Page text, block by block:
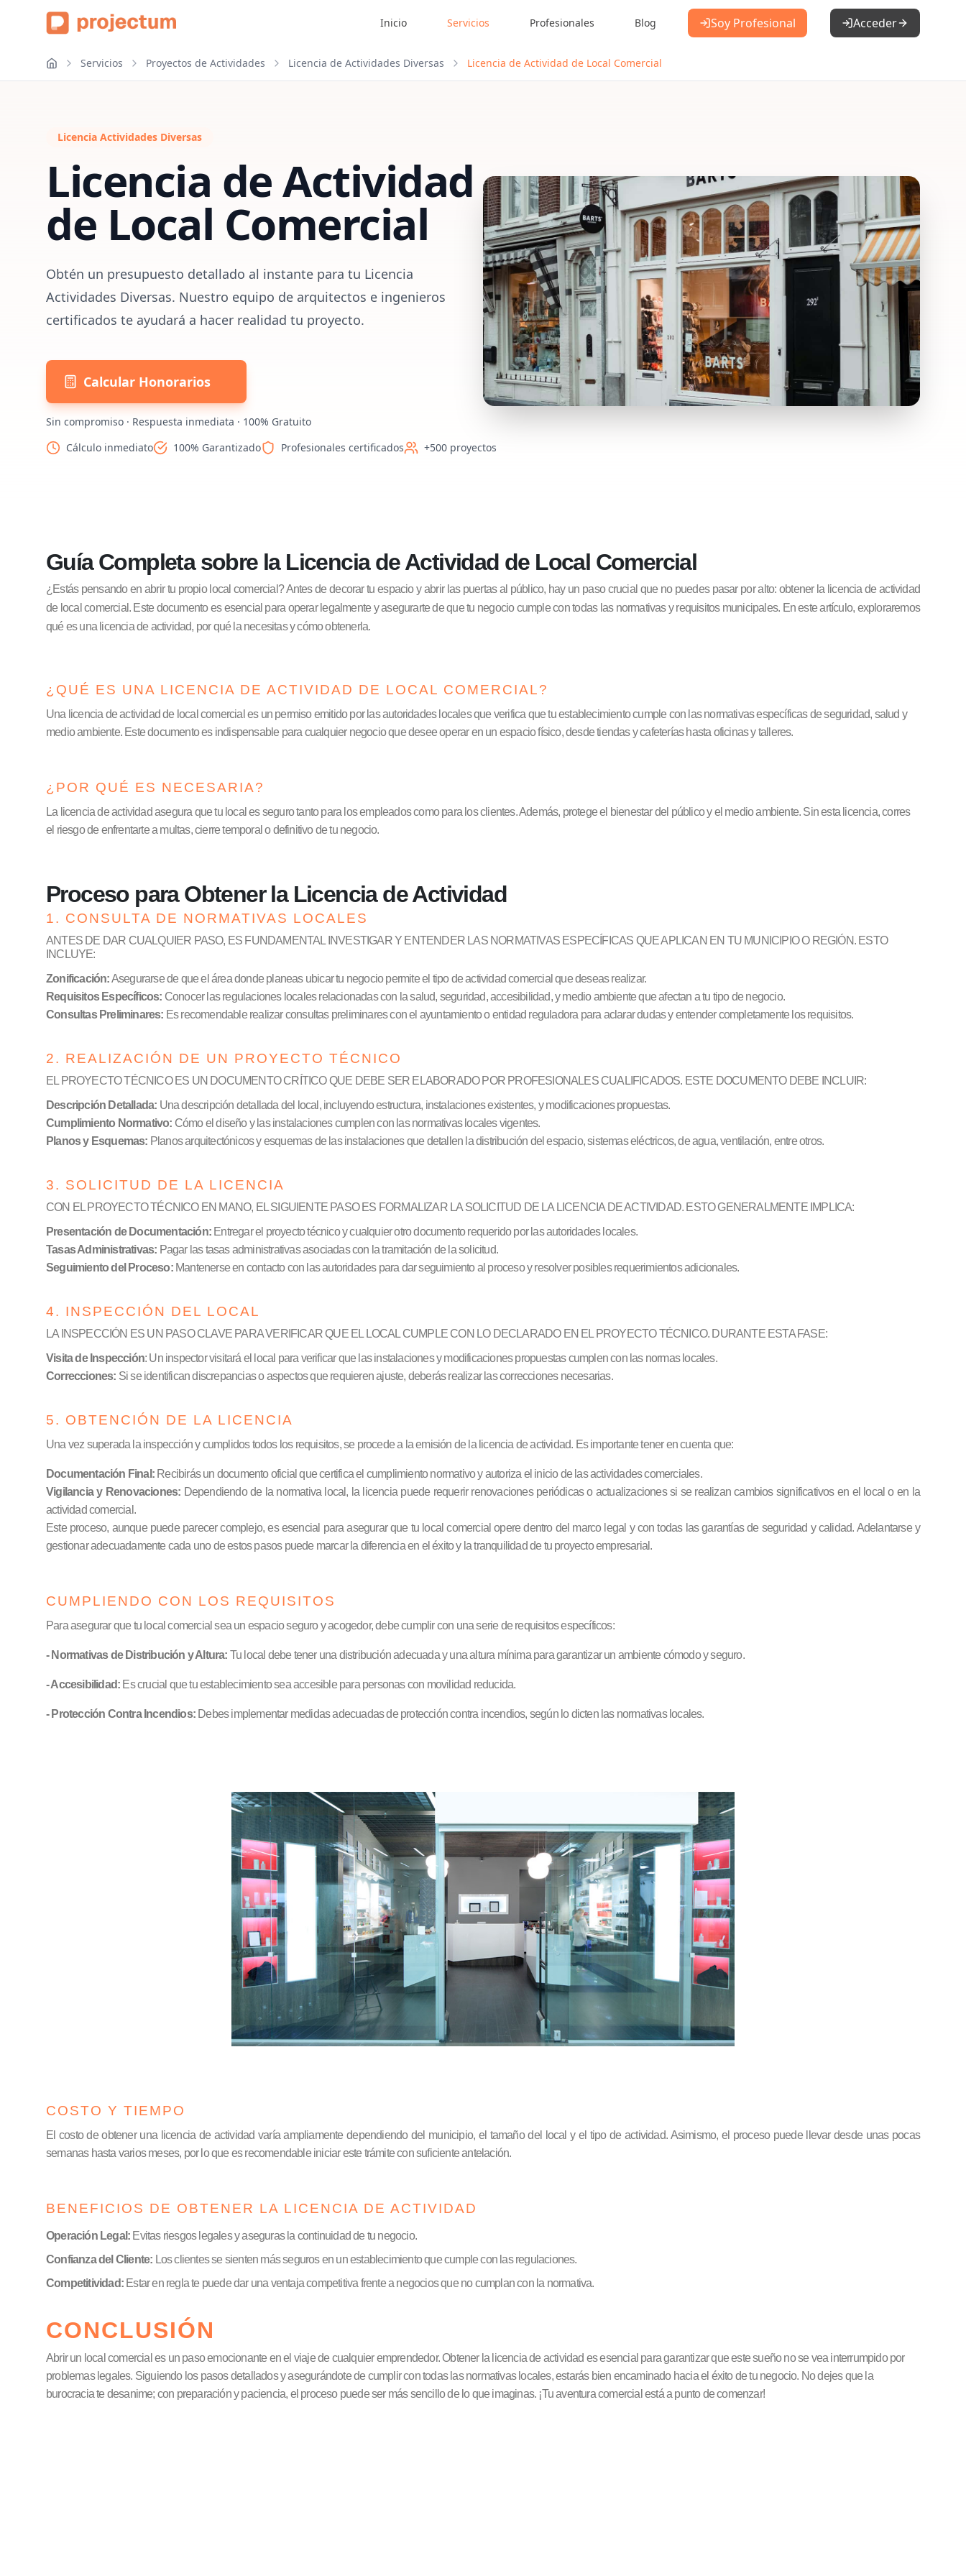
Inicio Servicios Profesionales Blog Soy Profesional Acceder
Servicios Proyectos de Actividades Licencia de Actividades Diversas Licencia de Actividad de Local Comercial
Licencia Actividades Diversas
Licencia de Actividad
de Local Comercial
Obtén un presupuesto detallado al instante para tu Licencia
Actividades Diversas. Nuestro equipo de arquitectos e ingenieros
certificados te ayudará a hacer realidad tu proyecto.
Calcular Honorarios
Sin compromiso · Respuesta inmediata · 100% Gratuito
Cálculo inmediato
100% Garantizado Profesionales certificados +500 proyectos
Guía Completa sobre la Licencia de Actividad de Local Comercial
¿Estás pensando en abrir tu propio local comercial? Antes de decorar tu espacio y abrir las puertas al público, hay un paso crucial que no puedes pasar por alto: obtener la licencia de actividad
de local comercial. Este documento es esencial para operar legalmente y asegurarte de que tu negocio cumple con todas las normativas y requisitos municipales. En este artículo, exploraremos
qué es una licencia de actividad, por qué la necesitas y cómo obtenerla.
¿QUÉ ES UNA LICENCIA DE ACTIVIDAD DE LOCAL COMERCIAL?
Una licencia de actividad de local comercial es un permiso emitido por las autoridades locales que verifica que tu establecimiento cumple con las normativas específicas de seguridad, salud y
medio ambiente. Este documento es indispensable para cualquier negocio que desee operar en un espacio físico, desde tiendas y cafeterías hasta oficinas y talleres.
¿POR QUÉ ES NECESARIA?
La licencia de actividad asegura que tu local es seguro tanto para los empleados como para los clientes. Además, protege el bienestar del público y el medio ambiente. Sin esta licencia, corres
el riesgo de enfrentarte a multas, cierre temporal o definitivo de tu negocio.
Proceso para Obtener la Licencia de Actividad
1. CONSULTA DE NORMATIVAS LOCALES
ANTES DE DAR CUALQUIER PASO, ES FUNDAMENTAL INVESTIGAR Y ENTENDER LAS NORMATIVAS ESPECÍFICAS QUE APLICAN EN TU MUNICIPIO O REGIÓN. ESTO
INCLUYE:
Zonificación:Asegurarse de que el área donde planeas ubicar tu negocio permite el tipo de actividad comercial que deseas realizar.
Requisitos Específicos: Conocer las regulaciones locales relacionadas con la salud, seguridad, accesibilidad, y medio ambiente que afectan a tu tipo de negocio.
Consultas Preliminares: Es recomendable realizar consultas preliminares con el ayuntamiento o entidad reguladora para aclarar dudas y entender completamente los requisitos.
2. REALIZACIÓN DE UN PROYECTO TÉCNICO
EL PROYECTO TÉCNICO ES UN DOCUMENTO CRÍTICO QUE DEBE SER ELABORADO POR PROFESIONALES CUALIFICADOS. ESTE DOCUMENTO DEBE INCLUIR:
Descripción Detallada: Una descripción detallada del local, incluyendo estructura, instalaciones existentes, y modificaciones propuestas.
Cumplimiento Normativo: Cómo el diseño y las instalaciones cumplen con las normativas locales vigentes.
Planos y Esquemas: Planos arquitectónicos y esquemas de las instalaciones que detallen la distribución del espacio, sistemas eléctricos, de agua, ventilación, entre otros.
3. SOLICITUD DE LA LICENCIA
CON EL PROYECTO TÉCNICO EN MANO, EL SIGUIENTE PASO ES FORMALIZAR LA SOLICITUD DE LA LICENCIA DE ACTIVIDAD. ESTO GENERALMENTE IMPLICA:
Presentación de Documentación: Entregar el proyecto técnico y cualquier otro documento requerido por las autoridades locales.
Tasas Administrativas: Pagar las tasas administrativas asociadas con la tramitación de la solicitud.
Seguimiento del Proceso:Mantenerse en contacto con las autoridades para dar seguimiento al proceso y resolver posibles requerimientos adicionales.
4. INSPECCIÓN DEL LOCAL
LA INSPECCIÓN ES UN PASO CLAVE PARA VERIFICAR QUE EL LOCAL CUMPLE CON LO DECLARADO EN EL PROYECTO TÉCNICO. DURANTE ESTA FASE:
Visita de Inspección: Un inspector visitará el local para verificar que las instalaciones y modificaciones propuestas cumplen con las normas locales.
Correcciones: Si se identifican discrepancias o aspectos que requieren ajuste, deberás realizar las correcciones necesarias.
5. OBTENCIÓN DE LA LICENCIA
Una vez superada la inspección y cumplidos todos los requisitos, se procede a la emisión de la licencia de actividad. Es importante tener en cuenta que:
Documentación Final: Recibirás un documento oficial que certifica el cumplimiento normativo y autoriza el inicio de las actividades comerciales.
Vigilancia y Renovaciones: Dependiendo de la normativa local, la licencia puede requerir renovaciones periódicas o actualizaciones si se realizan cambios significativos en el local o en la
actividad comercial.
Este proceso, aunque puede parecer complejo, es esencial para asegurar que tu local comercial opere dentro del marco legal y con todas las garantías de seguridad y calidad. Adelantarse y
gestionar adecuadamente cada uno de estos pasos puede marcar la diferencia en el éxito y la tranquilidad de tu proyecto empresarial.
CUMPLIENDO CON LOS REQUISITOS
Para asegurar que tu local comercial sea un espacio seguro y acogedor, debe cumplir con una serie de requisitos específicos:
- Normativas de Distribución y Altura: Tu local debe tener una distribución adecuada y una altura mínima para garantizar un ambiente cómodo y seguro.
- Accesibilidad: Es crucial que tu establecimiento sea accesible para personas con movilidad reducida.
- Protección Contra Incendios: Debes implementar medidas adecuadas de protección contra incendios, según lo dicten las normativas locales.
COSTO Y TIEMPO
El costo de obtener una licencia de actividad varía ampliamente dependiendo del municipio, el tamaño del local y el tipo de actividad. Asimismo, el proceso puede llevar desde unas pocas
semanas hasta varios meses, por lo que es recomendable iniciar este trámite con suficiente antelación.
BENEFICIOS DE OBTENER LA LICENCIA DE ACTIVIDAD
Operación Legal: Evitas riesgos legales y aseguras la continuidad de tu negocio.
Confianza del Cliente: Los clientes se sienten más seguros en un establecimiento que cumple con las regulaciones.
Competitividad: Estar en regla te puede dar una ventaja competitiva frente a negocios que no cumplan con la normativa.
CONCLUSIÓN
Abrir un local comercial es un paso emocionante en el viaje de cualquier emprendedor. Obtener la licencia de actividad es esencial para garantizar que este sueño no se vea interrumpido por
problemas legales. Siguiendo los pasos detallados y asegurándote de cumplir con todas las normativas locales, estarás bien encaminado hacia el éxito de tu negocio. No dejes que la
burocracia te desanime; con preparación y paciencia, el proceso puede ser más sencillo de lo que imaginas. ¡Tu aventura comercial está a punto de comenzar!